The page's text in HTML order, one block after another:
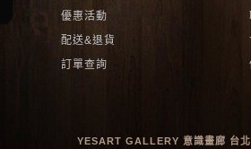
優惠活動
配送&退貨
訂單查詢
YESART GALLERY 意識畫廊 台